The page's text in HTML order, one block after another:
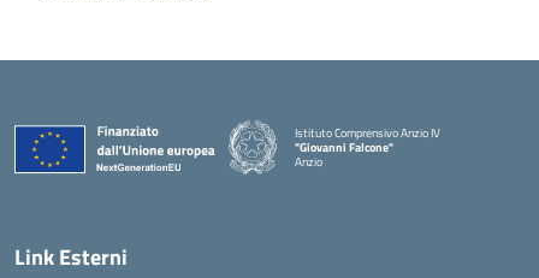
Istituto Comprensivo Anzio IV
"Giovanni Falcone"
Anzio
Link Esterni